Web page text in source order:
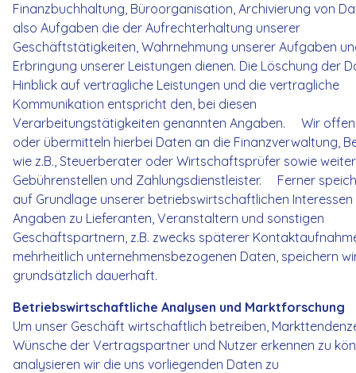
Finanzbuchhaltung, Büroorganisation, Archivierung von
also Aufgaben die der Aufrechterhaltung unserer
Geschäftstätigkeiten, Wahrnehmung unserer Aufgaben
Erbringung unserer Leistungen dienen. Die Löschung der
Hinblick auf vertragliche Leistungen und die vertragliche
Kommunikation entspricht den, bei diesen
Verarbeitungstätigkeiten genannten Angaben. Wir
oder übermitteln hierbei Daten an die Finanzverwaltung,
wie z.B., Steuerberater oder Wirtschaftsprüfer sowie
Gebührenstellen und Zahlungsdienstleister. Ferner
auf Grundlage unserer betriebswirtschaftlichen Interessen
Angaben zu Lieferanten, Veranstaltern und sonstigen
Geschäftspartnern, z.B. zwecks späterer
mehrheitlich unternehmensbezogenen Daten, speichern
grundsätzlich dauerhaft.
Betriebswirtschaftliche Analysen und Marktforschung
Um unser Geschäft wirtschaftlich betreiben,
Wünsche der Vertragspartner und Nutzer erkennen zu
analysieren wir die uns vorliegenden Daten zu